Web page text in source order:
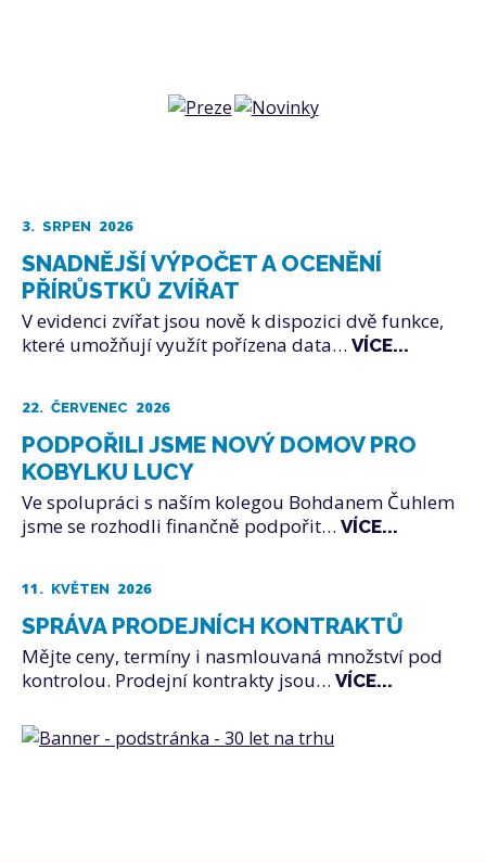
3. SRPEN 2026
SNADNĚJŠÍ VÝPOČET A OCENĚNÍ
PŘÍRŮSTKŮ ZVÍŘAT
V evidenci zvířat jsou nově k dispozici dvě funkce,
které umožňují využít pořízena data… VÍCE...
22. ČERVENEC 2026
PODPOŘILI JSME NOVÝ DOMOV PRO
KOBYLKU LUCY
Ve spolupráci s naším kolegou Bohdanem Čuhlem
jsme se rozhodli finančně podpořit… VÍCE...
11. KVĚTEN 2026
SPRÁVA PRODEJNÍCH KONTRAKTŮ
Mějte ceny, termíny i nasmlouvaná množství pod
kontrolou. Prodejní kontrakty jsou… VÍCE...